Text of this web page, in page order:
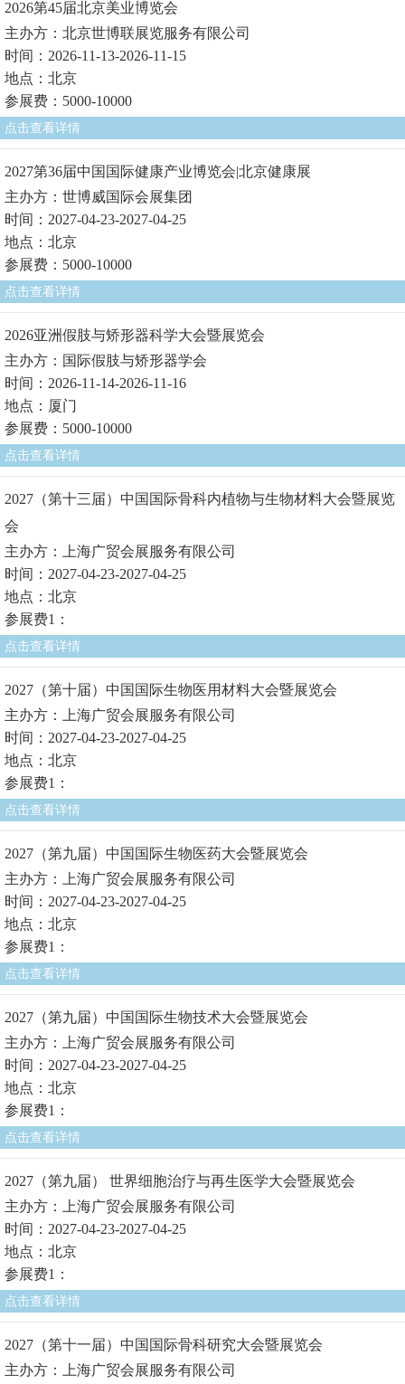
2026第45届北京美业博览会
主办方：北京世博联展览服务有限公司
时间：2026-11-13-2026-11-15
地点：北京
参展费：5000-10000
点击查看详情
2027第36届中国国际健康产业博览会|北京健康展
主办方：世博威国际会展集团
时间：2027-04-23-2027-04-25
地点：北京
参展费：5000-10000
点击查看详情
2026亚洲假肢与矫形器科学大会暨展览会
主办方：国际假肢与矫形器学会
时间：2026-11-14-2026-11-16
地点：厦门
参展费：5000-10000
点击查看详情
2027（第十三届）中国国际骨科内植物与生物材料大会暨展览
会
主办方：上海广贸会展服务有限公司
时间：2027-04-23-2027-04-25
地点：北京
参展费1：
点击查看详情
2027（第十届）中国国际生物医用材料大会暨展览会
主办方：上海广贸会展服务有限公司
时间：2027-04-23-2027-04-25
地点：北京
参展费1：
点击查看详情
2027（第九届）中国国际生物医药大会暨展览会
主办方：上海广贸会展服务有限公司
时间：2027-04-23-2027-04-25
地点：北京
参展费1：
点击查看详情
2027（第九届）中国国际生物技术大会暨展览会
主办方：上海广贸会展服务有限公司
时间：2027-04-23-2027-04-25
地点：北京
参展费1：
点击查看详情
2027（第九届） 世界细胞治疗与再生医学大会暨展览会
主办方：上海广贸会展服务有限公司
时间：2027-04-23-2027-04-25
地点：北京
参展费1：
点击查看详情
2027（第十一届）中国国际骨科研究大会暨展览会
主办方：上海广贸会展服务有限公司